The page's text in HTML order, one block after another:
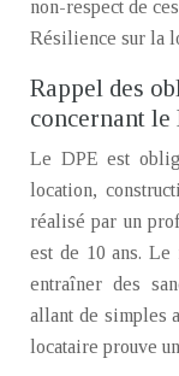
non-respect de
Résilience sur la
Rappel des
concernant le
Le DPE est
location,
réalisé par un
est de 10 ans. Le
entraîner des
allant de simples
locataire prouve